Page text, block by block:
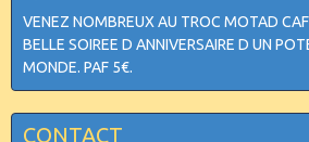
VENEZ NOMBREUX AU TROC MOTAD
BELLE SOIREE D ANNIVERSAIRE D UN
MONDE. PAF 5€.
CONTACT